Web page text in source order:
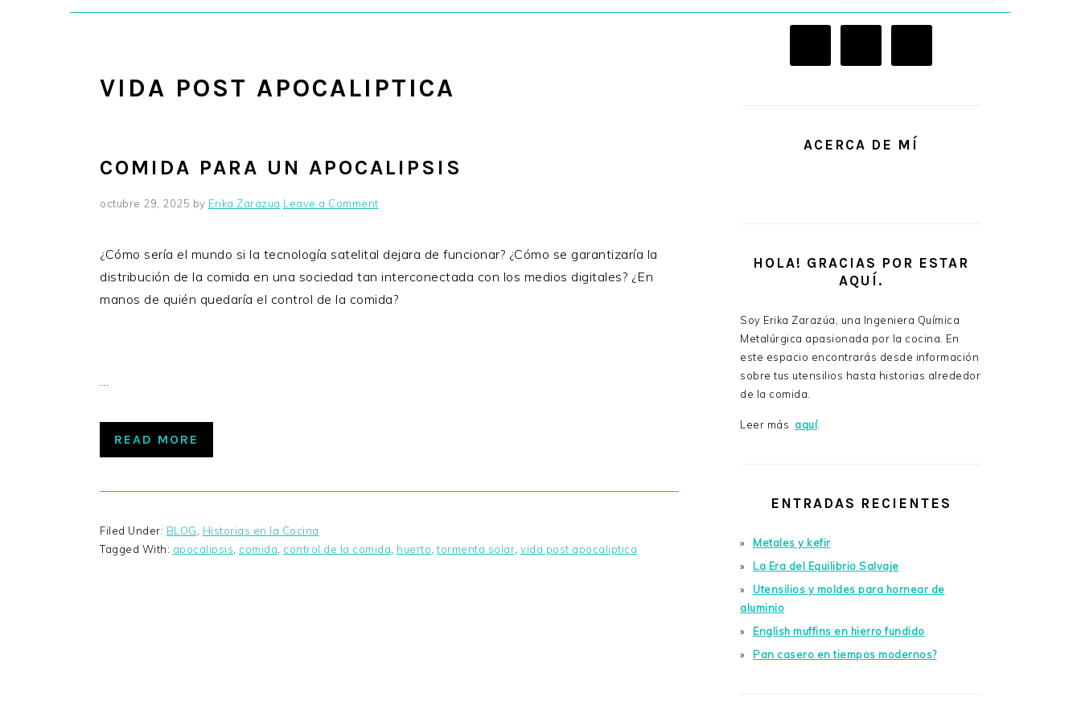
VIDA POST APOCALIPTICA
COMIDA PARA UN APOCALIPSIS
octubre 29, 2025 by Erika Zarazua Leave a Comment
¿Cómo sería el mundo si la tecnología satelital dejara de funcionar? ¿Cómo se garantizaría la
distribución de la comida en una sociedad tan interconectada con los medios digitales? ¿En
manos de quién quedaría el control de la comida?
…
READ MORE
Filed Under: BLOG
Historias en la Cocina
Tagged With: apocalipsis comida control de la comida huerto ,tormenta solar vida post apocaliptica
ACERCA DE MÍ
HOLA! GRACIAS POR ESTAR
AQUÍ.
Soy Erika Zarazúa, una Ingeniera Química
Metalúrgica apasionada por la cocina. En
este espacio encontrarás desde información
sobre tus utensilios hasta historias alrededor
de la comida.
Leer más aquí.
ENTRADAS RECIENTES
Metales y kefir
La Era del Equilibrio Salvaje
Utensilios y moldes para hornear de
aluminio
English muffins en hierro fundido
Pan casero en tiempos modernos?